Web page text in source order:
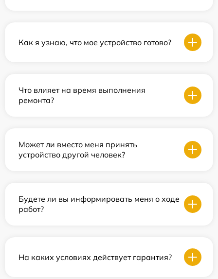
Как я узнаю, что мое устройство готово?
Что влияет на время выполнения
ремонта?
Может ли вместо меня принять
устройство другой человек?
Будете ли вы информировать меня о ходе
работ?
На каких условиях действует гарантия?